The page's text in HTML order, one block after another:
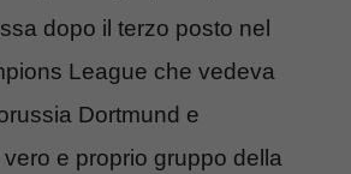
dopo il terzo posto nel
League che vedeva
Dortmund e
e proprio gruppo della